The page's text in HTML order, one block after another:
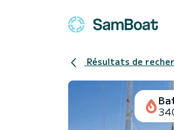
Résultats de